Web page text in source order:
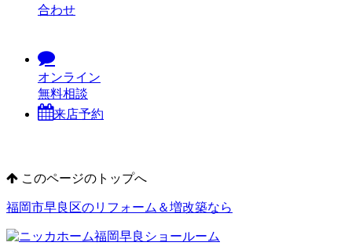
合わせ
オンライン
無料相談
来店予約
このページのトップへ
福岡市早良区のリフォーム＆増改築なら